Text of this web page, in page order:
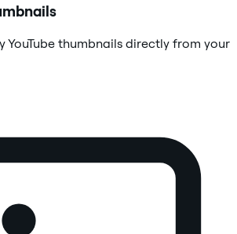
YouTube thumbnails directly from your